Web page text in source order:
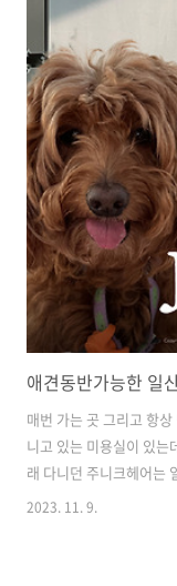
애견동반가능한 일
매번 가는 곳 그리고 항
니고 있는 미용실이 있는
래 다니던 주니크헤어는
오픈한 2호점으로 가셨다
2023. 11. 9.